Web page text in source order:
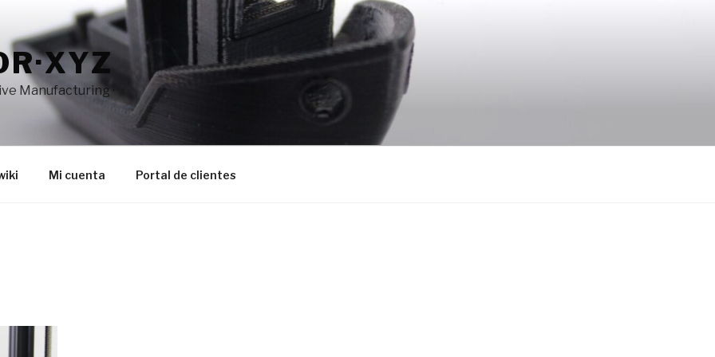
Manufacturing ·
Mi cuenta Portal de clientes